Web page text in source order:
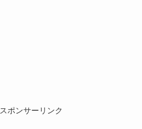
スポンサーリンク